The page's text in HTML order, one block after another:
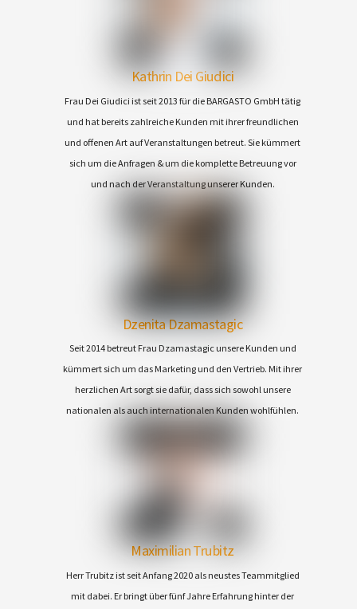
Kathrin Dei Giudici
Frau Dei Giudici ist seit 2013 für die BARGASTO GmbH tätig
und hat bereits zahlreiche Kunden mit ihrer freundlichen
und offenen Art auf Veranstaltungen betreut. Sie kümmert
sich um die Anfragen & um die komplette Betreuung vor
und nach der Veranstaltung unserer Kunden.
Dzenita Dzamastagic
Seit 2014 betreut Frau Dzamastagic unsere Kunden und
kümmert sich um das Marketing und den Vertrieb. Mit ihrer
herzlichen Art sorgt sie dafür, dass sich sowohl unsere
nationalen als auch internationalen Kunden wohlfühlen.
Maximilian Trubitz
Herr Trubitz ist seit Anfang 2020 als neustes Teammitglied
mit dabei. Er bringt über fünf Jahre Erfahrung hinter der